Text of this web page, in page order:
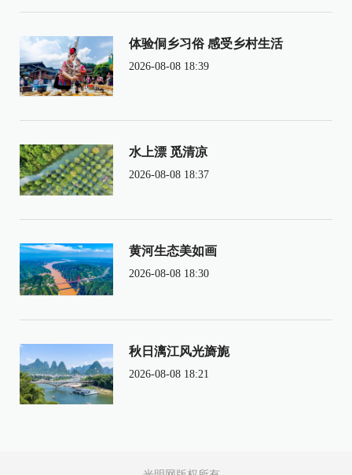
体验侗乡习俗 感受乡村生活
2026-08-08 18:39
水上漂 觅清凉
2026-08-08 18:37
黄河生态美如画
2026-08-08 18:30
秋日漓江风光旖旎
2026-08-08 18:21